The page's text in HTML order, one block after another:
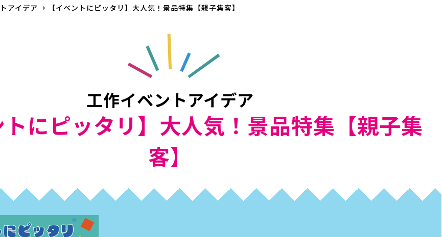
アイデア 【イベントにピッタリ】大人気！景品特集【親子集客】
工作イベントアイデア
トにピッタリ】大人気！景品特集【親子集
客】